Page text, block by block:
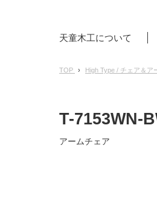
天童木工について
TOP High Type / チェア＆ア
T-7153WN-
アームチェア